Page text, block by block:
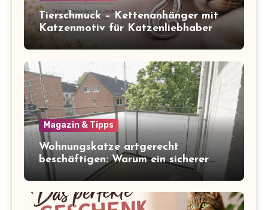
Tierschmuck – Kettenanhänger mit
Katzenmotiv für Katzenliebhaber
Magazin & Tipps
Wohnungskatze artgerecht
beschäftigen: Warum ein sicherer
Balkon zum Freigang dazugehört